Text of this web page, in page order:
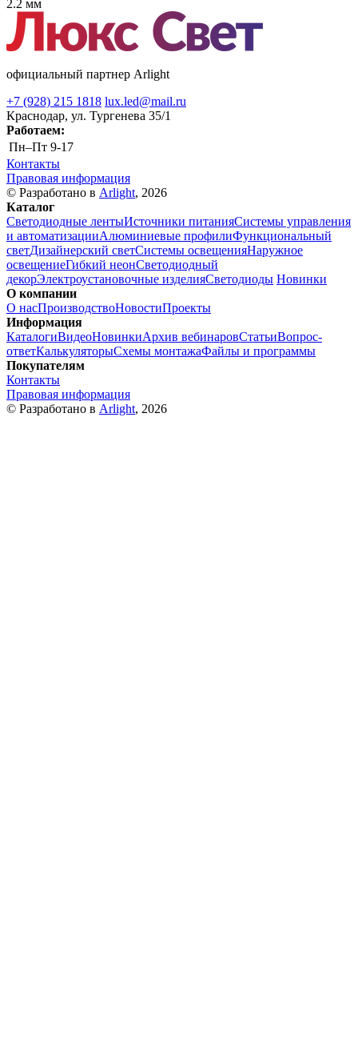
2.2 мм
официальный партнер Arlight
+7 (928) 215 1818 lux.led@mail.ru
Краснодар, ул. Тургенева 35/1
Работаем:
Пн–Пт 9-17
Контакты
Правовая информация
© Разработано в Arlight, 2026
Каталог
Светодиодные лентыИсточники питанияСистемы управления
и автоматизацииАлюминиевые профилиФункциональный
светДизайнерский светСистемы освещенияНаружное
освещениеГибкий неонСветодиодный
декорЭлектроустановочные изделияСветодиоды Новинки
О компании
О насПроизводствоНовостиПроекты
Информация
КаталогиВидеоНовинкиАрхив вебинаровСтатьиВопрос-
ответКалькуляторыСхемы монтажаФайлы и программы
Покупателям
Контакты
Правовая информация
© Разработано в Arlight, 2026